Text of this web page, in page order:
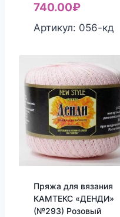
740.00₽
Артикул: 056-кд
Пряжа для вязания
КАМТЕКС «ДЕНДИ»
(№293) Розовый